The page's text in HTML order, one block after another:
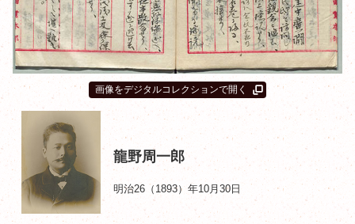
画像をデジタルコレクションで開く
龍野周一郎
明治26（1893）年10月30日